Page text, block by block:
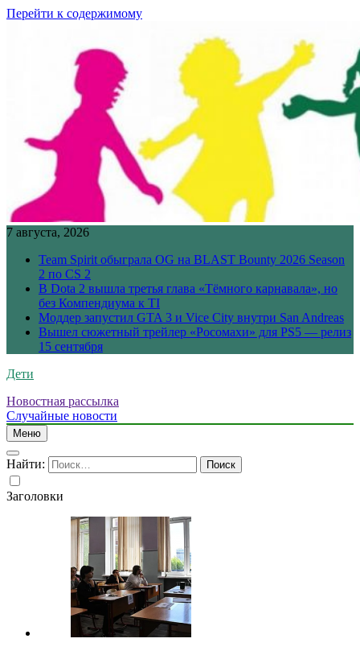
Перейти к содержимому
7 августа, 2026
Team Spirit обыграла OG на BLAST Bounty 2026 Season
2 по CS 2
В Dota 2 вышла третья глава «Тёмного карнавала», но
без Компендиума к TI
Моддер запустил GTA 3 и Vice City внутри San Andreas
Вышел сюжетный трейлер «Росомахи» для PS5 — релиз
15 сентября
Дети
Новостная рассылка
Случайные новости
Меню
Найти:
Заголовки